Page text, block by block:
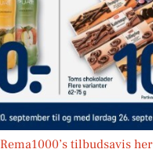
Rema1000’s tilbudsavis her